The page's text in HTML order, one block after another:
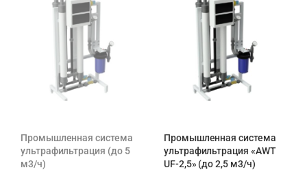
Промышленная система
ультрафильтрация (до 5
м3/ч)
Промышленная система
ультрафильтрация «AWT
UF-2,5» (до 2,5 м3/ч)